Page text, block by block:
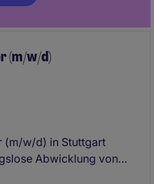
(m/w/d)
(m/w/d) in Stuttgart
Abwicklung von